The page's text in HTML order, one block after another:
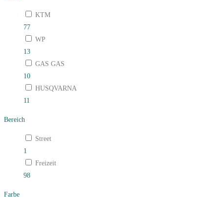
KTM
77
WP
13
GAS GAS
10
HUSQVARNA
11
Bereich
Street
1
Freizeit
98
Farbe